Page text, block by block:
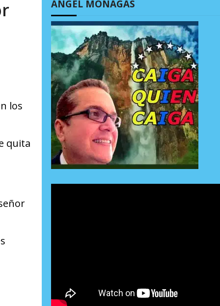
los
quita
ÁNGEL MONAGAS